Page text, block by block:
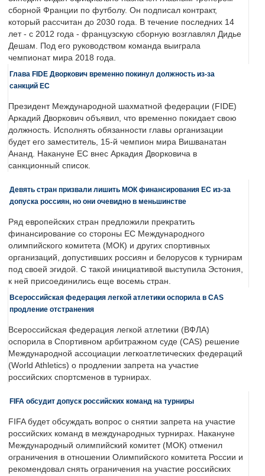
сборной Франции по футболу. Он подписал контракт,
который рассчитан до 2030 года. В течение последних 14
лет - с 2012 года - французскую сборную возглавлял Дидье
Дешам. Под его руководством команда выиграла
чемпионат мира 2018 года.
Глава FIDE Дворкович временно покинул должность из-за
санкций ЕС
Президент Международной шахматной федерации (FIDE)
Аркадий Дворкович объявил, что временно покидает свою
должность. Исполнять обязанности главы организации
будет его заместитель, 15-й чемпион мира Вишванатан
Ананд. Накануне ЕС внес Аркадия Дворковича в
санкционный список.
Девять стран призвали лишить МОК финансирования ЕС из-за
допуска россиян, но они очевидно в меньшинстве
Ряд европейских стран предложили прекратить
финансирование со стороны ЕС Международного
олимпийского комитета (МОК) и других спортивных
организаций, допустивших россиян и белорусов к турнирам
под своей эгидой. С такой инициативой выступила Эстония,
к ней присоединились еще восемь стран.
Всероссийская федерация легкой атлетики оспорила в CAS
продление отстранения
Всероссийская федерация легкой атлетики (ВФЛА)
оспорила в Спортивном арбитражном суде (CAS) решение
Международной ассоциации легкоатлетических федераций
(World Athletics) о продлении запрета на участие
российских спортсменов в турнирах.
FIFA обсудит допуск российских команд на турниры
FIFA будет обсуждать вопрос о снятии запрета на участие
российских команд в международных турнирах. Накануне
Международный олимпийский комитет (МОК) отменил
ограничения в отношении Олимпийского комитета России и
рекомендовал снять ограничения на участие российских